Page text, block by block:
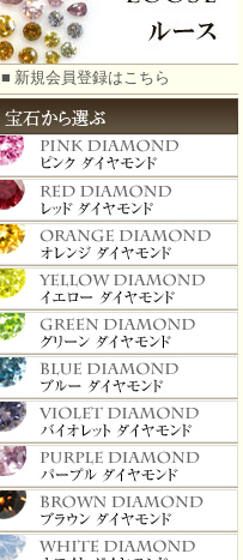
■ 新規会員登録はこちら